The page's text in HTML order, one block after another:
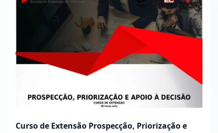
Curso de Extensão Prospecção, Priorização e